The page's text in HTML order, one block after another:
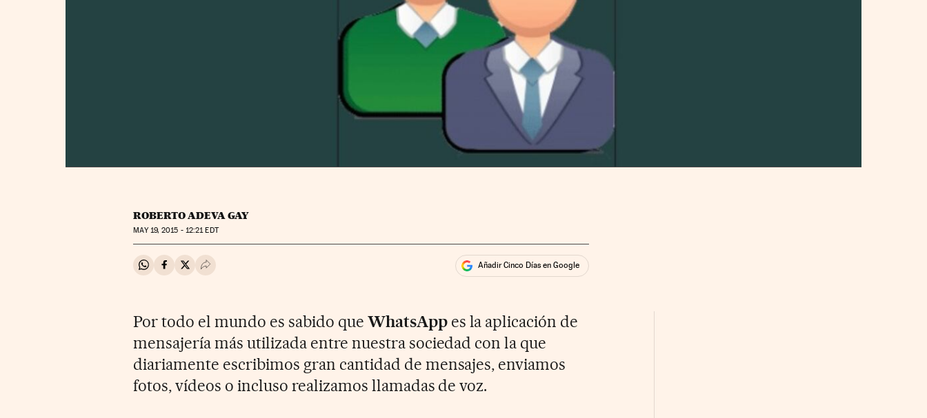
ROBERTO ADEVA GAY
MAY19, 2015 - 12:21EDT
Compartir en Whatsapp
Compartir en Facebook
Compartir en Twitter
Desplegar Redes Sociales Añadir Cinco Días en Google
Por todo el mundo es sabido que WhatsAppes la aplicación de
mensajería más utilizada entre nuestra sociedad con la que
diariamente escribimos gran cantidad de mensajes, enviamos
fotos, vídeos o incluso realizamos llamadas de voz.